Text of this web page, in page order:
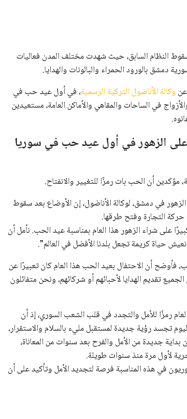
النظام السابق، حيث شهدت مختلف المدن فعاليات
دمشق بالورود الحمراء والبالونات والهدايا.
عن وكالة الأناضول التركية الرسمية، في أول عيد حب في
في الساحات والمقاهي والأماكن العامة، مستعيدين
على الزهور في أول عيد حب في سوريا
أن الحب بات رمزًا للتغيير والانفتاح.
في دمشق، لوكالة الأناضول، إن الأوضاع بعد سقوط
حركة التجارة وفتح طرقها.
على شراء الزهور هذا العام بمناسبة عيد الحب. نأمل أن
حياة كريمة تجعل بلدنا الأفضل في العالم”.
أن الاحتفال بعيد الحب هذا العام كان تعبيرًا عن
تقديم الهدايا لأحبائهم أو شركائهم، ونحن متفائلون
رمزًا للأمل والتجدد في قلب الشعب السوري، إذ أن
تجسد رؤية جديدة لمستقبل مليء بالسلام والاستقرار،
جديدة من الأمل والفرح بعد سنوات من المعاناة،
لأول مرة منذ سنوات طويلة.
في هذه المناسبة فرصة لتجديد الأمل وتأكيد على أن